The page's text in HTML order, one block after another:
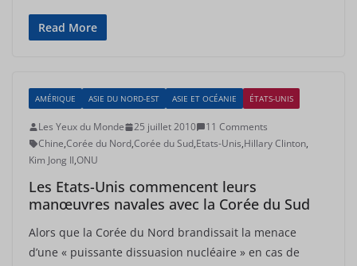
Read More
AMÉRIQUE ASIE DU NORD-EST ASIE ET OCÉANIE ÉTATS-UNIS
Les Yeux du Monde 25 juillet 2010
11 Comments
Chine,Corée du Nord,Corée du Sud,Etats-Unis,Hillary Clinton,
Kim Jong Il,ONU
Les Etats-Unis commencent leurs
manœuvres navales avec la Corée du Sud
Alors que la Corée du Nord brandissait la menace
d’une « puissante dissuasion nucléaire » en cas de